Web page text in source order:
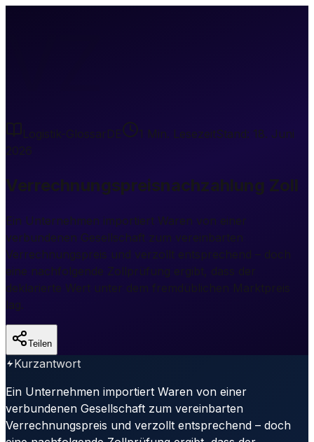
Logistik-GlossarDE 1 Min. LesezeitStand: 18. Juni
2026
Verrechnungspreisnachzahlung Zoll
Ein Unternehmen importiert Waren von einer
verbundenen Gesellschaft zum vereinbarten
Verrechnungspreis und verzollt entsprechend – doch
eine nachfolgende Zollprüfung ergibt, dass der
deklarierte Wert unter dem fremdüblichen Marktpreis
lag.
Teilen
Kurzantwort
Ein Unternehmen importiert Waren von einer
verbundenen Gesellschaft zum vereinbarten
Verrechnungspreis und verzollt entsprechend – doch